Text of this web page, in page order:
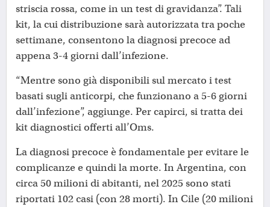
striscia rossa, come in un test di gravidanza”. Tali
kit, la cui distribuzione sarà autorizzata tra poche
settimane, consentono la diagnosi precoce ad
appena 3-4 giorni dall’infezione.
“Mentre sono già disponibili sul mercato i test
basati sugli anticorpi, che funzionano a 5-6 giorni
dall’infezione”, aggiunge. Per capirci, si tratta dei
kit diagnostici offerti all’Oms.
La diagnosi precoce è fondamentale per evitare le
complicanze e quindi la morte. In Argentina, con
circa 50 milioni di abitanti, nel 2025 sono stati
riportati 102 casi (con 28 morti). In Cile (20 milioni